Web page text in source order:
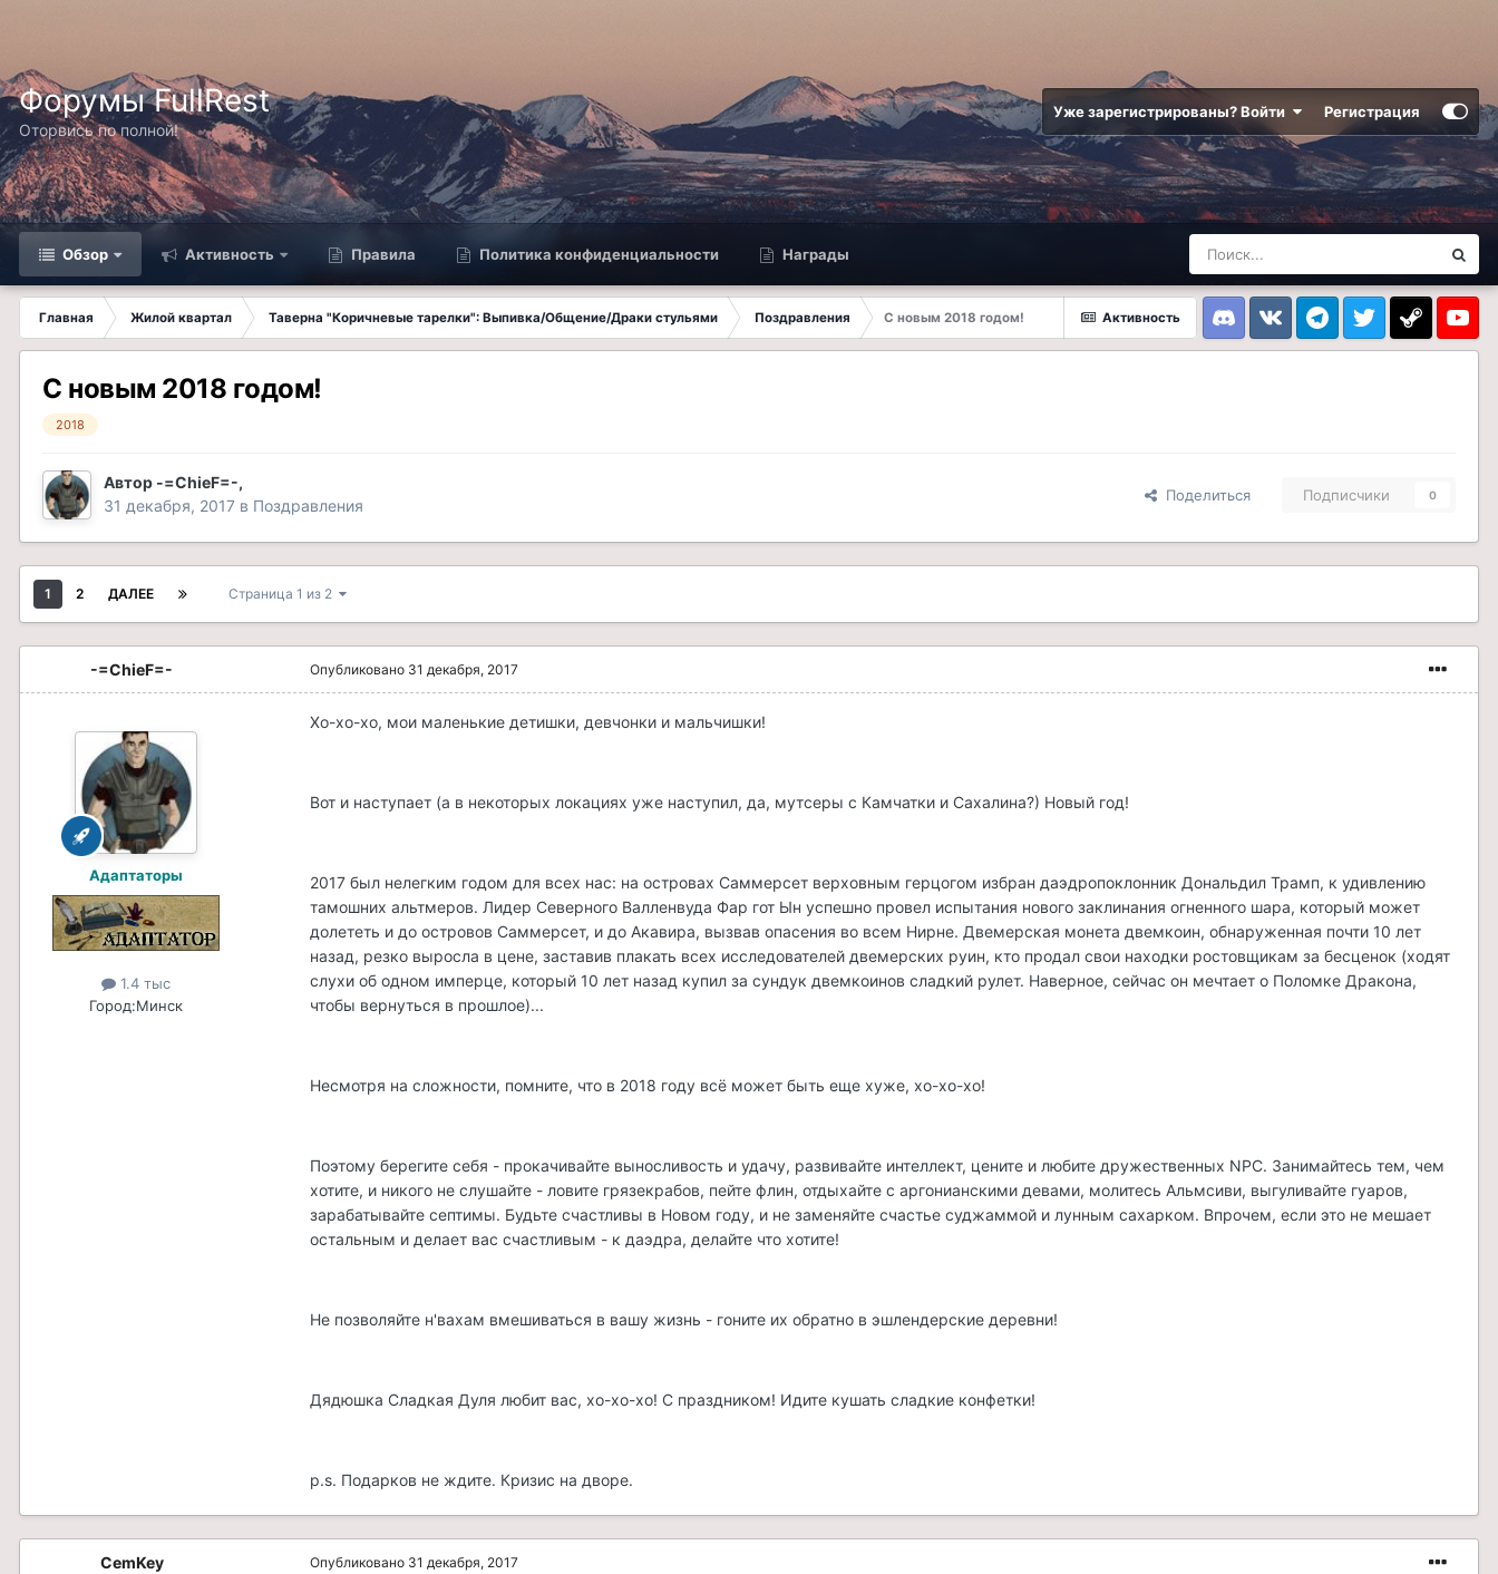
Форумы FullRest
Оторвись по полной!
Уже зарегистрированы? Войти Регистрация
Обзор Активность Правила Политика конфиденциальности Награды
Активность
Главная Жилой квартал Таверна "Коричневые тарелки": Выпивка/Общение/Драки стульями Поздравления
С новым 2018 годом!
DiscordVK TelegramTwitter Steam
С новым 2018 годом!
2018
Автор -=ChieF=-,
31 декабря, 2017 в Поздравления
Поделиться Подписчики 0
1 2 ДАЛЕЕ Страница 1 из 2
-=ChieF=-
Адаптаторы
1.4 тыс
Город:Минск
Опубликовано 31 декабря, 2017
Хо-хо-хо, мои маленькие детишки, девчонки и мальчишки!
Вот и наступает (а в некоторых локациях уже наступил, да, мутсеры с Камчатки и Сахалина?) Новый год!
2017 был нелегким годом для всех нас: на островах Саммерсет верховным герцогом избран даэдропоклонник Дональдил Трамп, к удивлению
тамошних альтмеров. Лидер Северного Валленвуда Фар гот Ын успешно провел испытания нового заклинания огненного шара, который может
долететь и до островов Саммерсет, и до Акавира, вызвав опасения во всем Нирне. Двемерская монета двемкоин, обнаруженная почти 10 лет
назад, резко выросла в цене, заставив плакать всех исследователей двемерских руин, кто продал свои находки ростовщикам за бесценок (ходят
слухи об одном имперце, который 10 лет назад купил за сундук двемкоинов сладкий рулет. Наверное, сейчас он мечтает о Поломке Дракона,
чтобы вернуться в прошлое)...
Несмотря на сложности, помните, что в 2018 году всё может быть еще хуже, хо-хо-хо!
Поэтому берегите себя - прокачивайте выносливость и удачу, развивайте интеллект, цените и любите дружественных NPC. Занимайтесь тем, чем
хотите, и никого не слушайте - ловите грязекрабов, пейте флин, отдыхайте с аргонианскими девами, молитесь Альмсиви, выгуливайте гуаров,
зарабатывайте септимы. Будьте счастливы в Новом году, и не заменяйте счастье суджаммой и лунным сахарком. Впрочем, если это не мешает
остальным и делает вас счастливым - к даэдра, делайте что хотите!
Не позволяйте н'вахам вмешиваться в вашу жизнь - гоните их обратно в эшлендерские деревни!
Дядюшка Сладкая Дуля любит вас, хо-хо-хо! С праздником! Идите кушать сладкие конфетки!
p.s. Подарков не ждите. Кризис на дворе.
CemKey Опубликовано 31 декабря, 2017